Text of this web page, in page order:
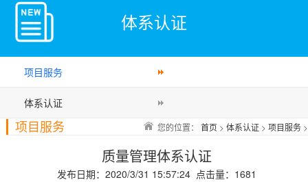
体系认证
项目服务
体系认证
项目服务
您的位置： 首页 > 体系认证 > 项目服务 >
质量管理体系认证
发布日期：2020/3/31 15:57:24 点击量：1681